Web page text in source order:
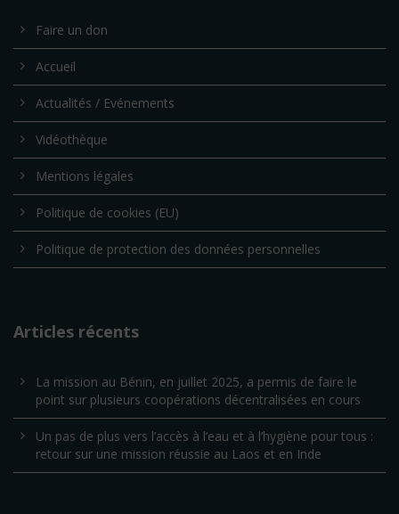
Faire un don
Accueil
Actualités / Evénements
Vidéothèque
Mentions légales
Politique de cookies (EU)
Politique de protection des données personnelles
Articles récents
La mission au Bénin, en juillet 2025, a permis de faire le
point sur plusieurs coopérations décentralisées en cours
Un pas de plus vers l’accès à l’eau et à l’hygiène pour tous :
retour sur une mission réussie au Laos et en Inde